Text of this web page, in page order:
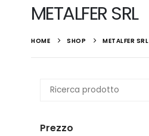
METALFER SRL
HOME SHOP METALFER SRL
Prezzo